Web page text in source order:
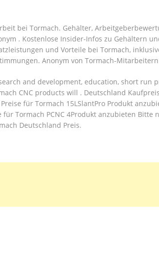
bei Tormach. Gehälter,
. Kostenlose Insider-Infos zu Gehältern
und Vorteile bei Tormach,
Anonym von Tormach-
and development, education, short run
CNC products will . Deutschland
für Tormach 15LSlantPro Produkt
Tormach PCNC 4Produkt anzubieten Bitte
Deutschland Preis.